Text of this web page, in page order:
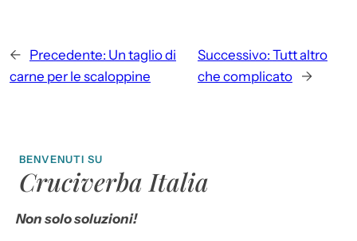
← Precedente: Un taglio di
carne per le scaloppine
Successivo: Tutt altro
che complicato
→
BENVENUTI SU
Cruciverba Italia
Non solo soluzioni!